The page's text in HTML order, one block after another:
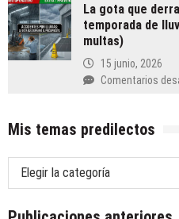
La gota que
temporada de
multas)
15 junio, 2026
Comentarios
Mis temas predilectos
Mis
temas